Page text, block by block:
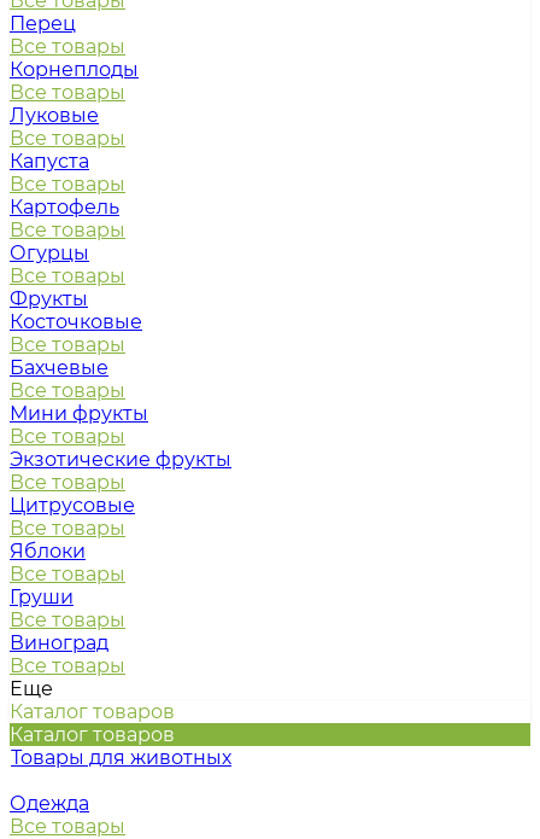
Перец
Все товары
Корнеплоды
Все товары
Луковые
Все товары
Капуста
Все товары
Картофель
Все товары
Огурцы
Все товары
Фрукты
Косточковые
Все товары
Бахчевые
Все товары
Мини фрукты
Все товары
Экзотические фрукты
Все товары
Цитрусовые
Все товары
Яблоки
Все товары
Груши
Все товары
Виноград
Все товары
Еще
Каталог товаров
Каталог товаров
Товары для животных
Одежда
Все товары